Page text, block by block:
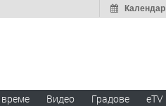
Календар
Видео Градове eTV